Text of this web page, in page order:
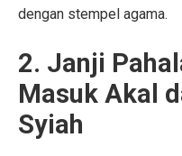
dengan stempel agama.
2. Janji
Masuk Akal
Syiah